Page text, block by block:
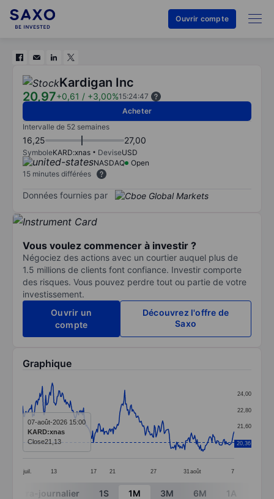
Ouvrir compte
Kardigan Inc
20,97+0,61 / +3,00%15:24:47
Acheter
Intervalle de 52 semaines
16,25 27,00
SymboleKARD:xnas DeviseUSD
NASDAQ
Open
15 minutes différées
Données fournies par
Vous voulez commencer à investir ?
Négociez des actions avec un courtier auquel plus de
1.5 millions de clients font confiance. Investir comporte
des risques. Vous pouvez perdre tout ou partie de votre
investissement.
Ouvrir un
compte
Découvrez l'offre de
Saxo
Graphique
Line chart with 258 data points.
The chart has 1 X axis displaying categories.
The chart has 1 Y axis displaying values. Data ranges
juil. 13 17 21 27 31 août 7
20,40
21,60
22,80
24,00
20,36
07-août-2026 15:00
KARD:xnas
Close21,13
End of interactive chart.
Intra-journalier 1S 1M 3M 6M 1A